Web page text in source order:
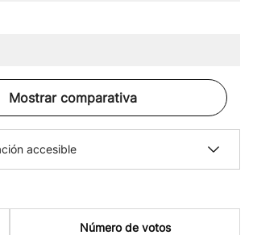
Mostrar comparativa
accesible
Número de votos